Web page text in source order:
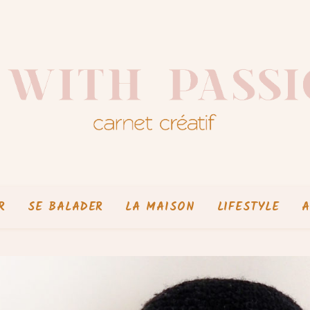
SE BALADER LA MAISON LIFESTYLE